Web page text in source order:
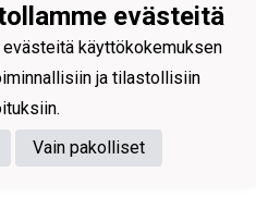
evästeitä
käyttökokemuksen
ja tilastollisiin
Vain pakolliset